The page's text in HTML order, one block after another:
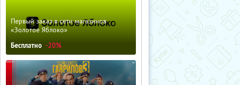
Первый заказ в сети магазинов
«Золотое Яблоко»
Бесплатно -20%